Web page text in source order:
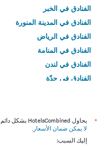
الفنادق في الخبر
الفنادق في المدينة المنورة
الفنادق في الرياض
الفنادق في المنامة
الفنادق في لندن
الفنادق في جدّة
*
يحاول HotelsCombined بشكل دائم الحصول على الأسعار الدقيقة، ولكن
لا يمكن ضمان الأسعار .
إليك السبب: